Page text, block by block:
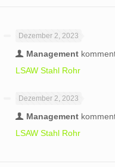
Dezember 2, 2023
Management
LSAW Stahl Rohr
Dezember 2, 2023
Management
LSAW Stahl Rohr